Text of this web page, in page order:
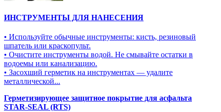
ИНСТРУМЕНТЫ ДЛЯ НАНЕСЕНИЯ
• Используйте обычные инструменты: кисть, резиновый
шпатель или краскопульт.
• Очистите инструменты водой. Не смывайте остатки в
водоемы или канализацию.
• Засохший герметик на инструментах — удалите
металлической...
Герметизирующее защитное покрытие для асфальта
STAR-SEAL (RTS)